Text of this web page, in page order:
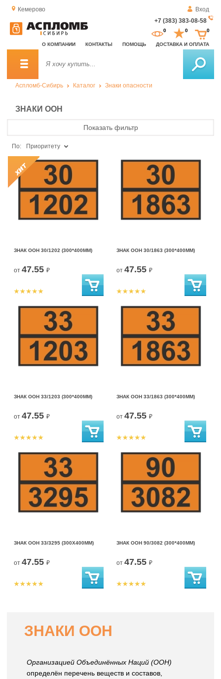
Кемерово
Вход
+7 (383) 383-08-58
О КОМПАНИИ КОНТАКТЫ ПОМОЩЬ ДОСТАВКА И ОПЛАТА
0 0 0
Аспломб-Сибирь Каталог Знаки опасности
ЗНАКИ ООН
Показать фильтр
По: Приоритету
ЗНАК ООН 30/1202 (300*400ММ)
от 47.55 ₽
ЗНАК ООН 30/1863 (300*400ММ)
от 47.55 ₽
ЗНАК ООН 33/1203 (300*400ММ)
от 47.55 ₽
ЗНАК ООН 33/1863 (300*400ММ)
от 47.55 ₽
ЗНАК ООН 33/3295 (300X400ММ)
от 47.55 ₽
ЗНАК ООН 90/3082 (300*400ММ)
от 47.55 ₽
ЗНАКИ ООН
Организацией Объединённых Наций (ООН)
определён перечень веществ и составов,